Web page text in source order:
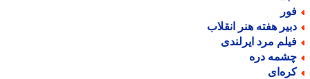
هفته هنر انقلاب
مرد ایرلندی
دره